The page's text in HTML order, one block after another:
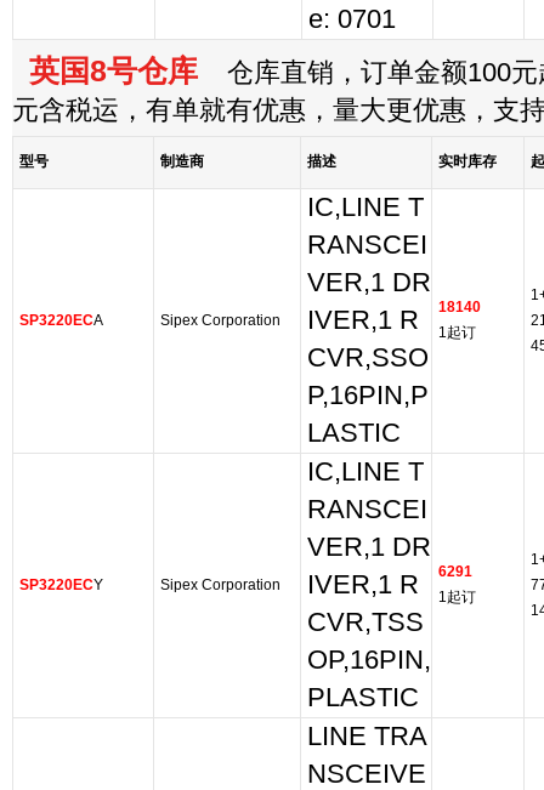
e: 0701
英国8号仓库 仓库直销，订单金额100元
元含税运，有单就有优惠，量大更优惠，支
型号 制造商 描述 实时库存
SP3220ECA Sipex Corporation
IC,LINE T
RANSCEI
VER,1 DR
IVER,1 R
CVR,SSO
P,16PIN,P
LASTIC
18140
1起订
SP3220ECY Sipex Corporation
IC,LINE T
RANSCEI
VER,1 DR
IVER,1 R
CVR,TSS
OP,16PIN,
PLASTIC
6291
1起订
LINE TRA
NSCEIVE